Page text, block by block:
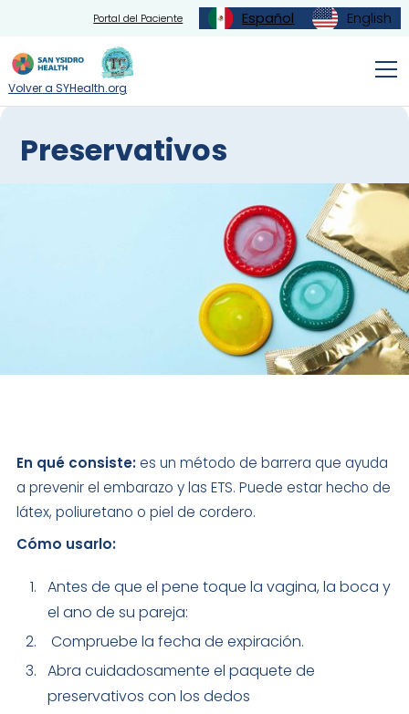
Portal del Paciente Español English
Volver a SYHealth.org
Preservativos
En qué consiste:es un método de barrera que ayuda
a prevenir el embarazo y las ETS. Puede estar hecho de
látex, poliuretano o piel de cordero.
Cómo usarlo:
Antes de que el pene toque la vagina, la boca y
el ano de su pareja:
Compruebe la fecha de expiración.
Abra cuidadosamente el paquete de
preservativos con los dedos